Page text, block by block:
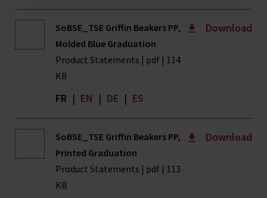
SoBSE_TSE Griffin Beakers PP,
Molded Blue Graduation
Product Statements | pdf | 114
KB
FR | EN | DE | ES
Download
SoBSE_TSE Griffin Beakers PP,
Printed Graduation
Product Statements | pdf | 113
KB
Download